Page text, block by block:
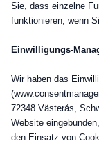
Sie, dass einzelne
funktionieren, wenn
Einwilligungs-
Wir haben das
72348 Västerås,
Website
den Einsatz von